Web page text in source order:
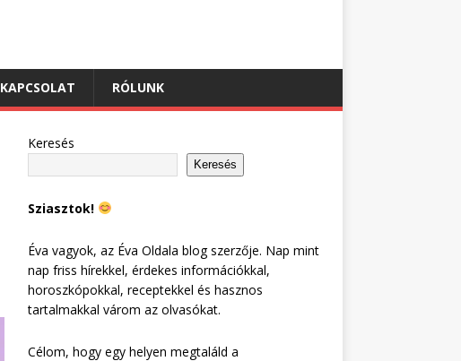
KAPCSOLAT RÓLUNK
Keresés
Keresés
Sziasztok!
Éva vagyok, az Éva Oldala blog szerzője. Nap mint
nap friss hírekkel, érdekes információkkal,
horoszkópokkal, receptekkel és hasznos
tartalmakkal várom az olvasókat.
Célom, hogy egy helyen megtaláld a